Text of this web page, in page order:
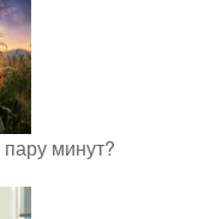
пару минут?